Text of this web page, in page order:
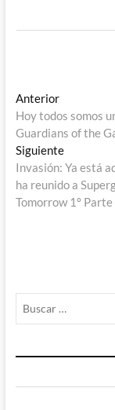
Navegación
de
entradas
AnteriorEntrada
anterior:
Hoy todos somos
Guardians of the
SiguienteEntrada
siguiente:
Invasión: Ya está
ha reunido a
Tomorrow 1º Parte